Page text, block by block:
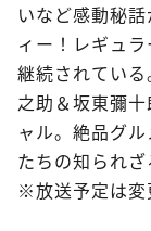
いなど感動秘
ィー！レギュ
継続されてい
之助＆坂東彌
ャル。絶品グ
たちの知られざ
※放送予定は変